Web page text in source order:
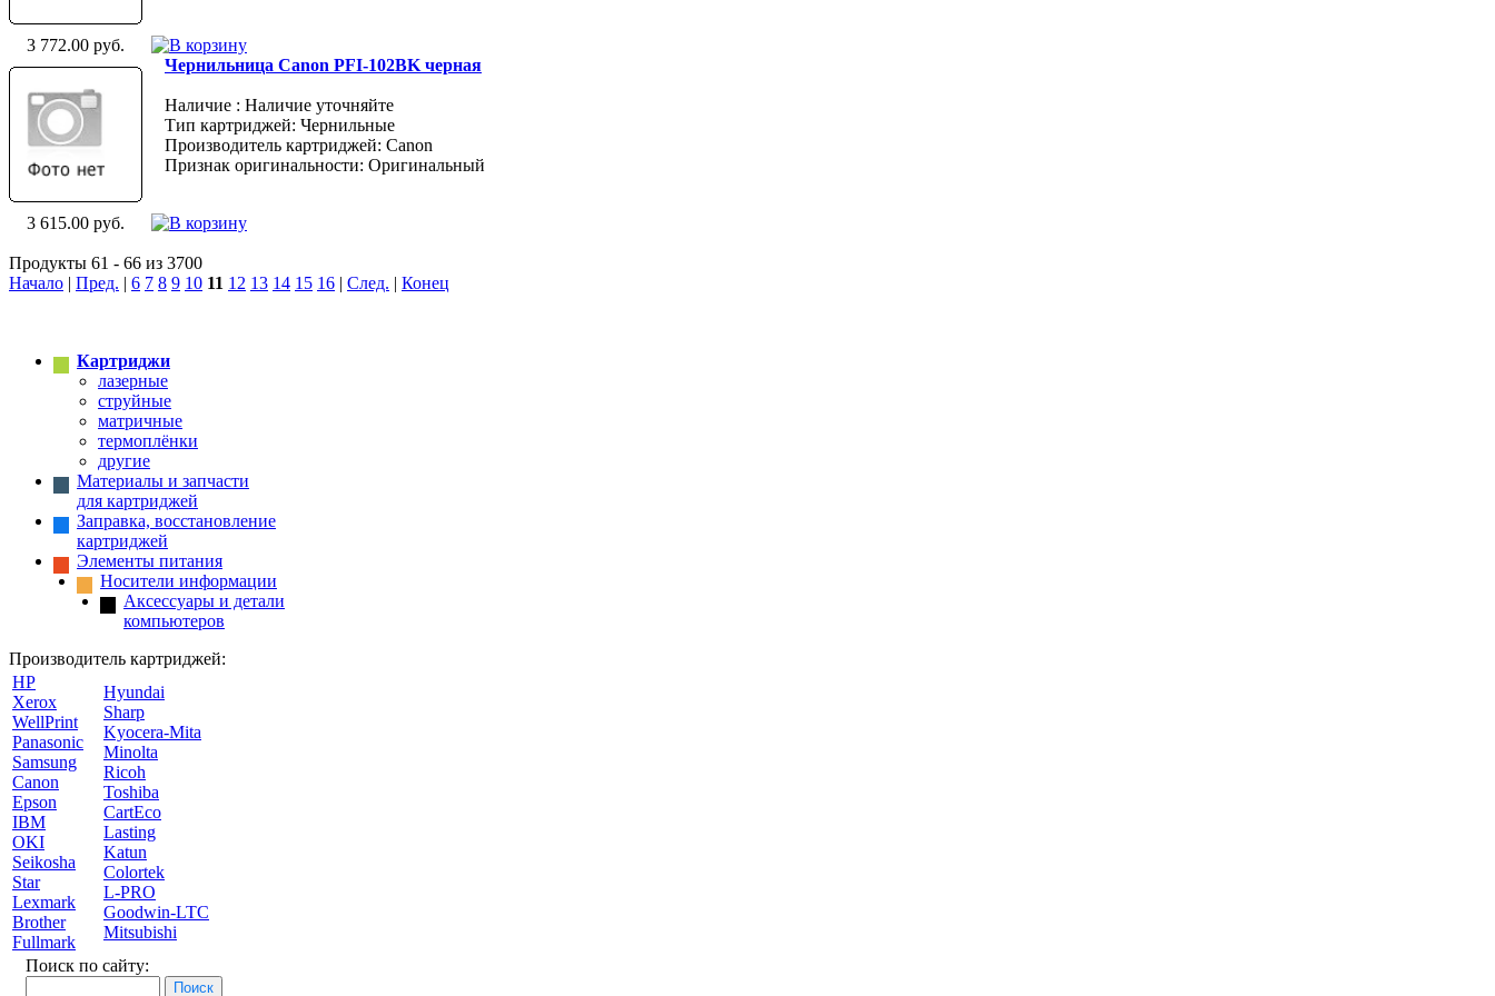
3 772.00 руб.
Чернильница Canon PFI-102BK черная
Наличие : Наличие уточняйте
Тип картриджей: Чернильные
Производитель картриджей: Canon
Признак оригинальности: Оригинальный
3 615.00 руб.
Продукты 61 - 66 из 3700
Начало | Пред. | 6 7 8 9 10 11 12 13 14 15 16 | След. | Конец
Картриджи
лазерные
струйные
матричные
термоплёнки
другие
Материалы и запчасти
для картриджей
Заправка, восстановление
картриджей
Элементы питания
Носители информации
Аксессуары и детали
компьютеров
Производитель картриджей:
HP
Xerox
WellPrint
Panasonic
Samsung
Canon
Epson
IBM
OKI
Seikosha
Star
Lexmark
Brother
Fullmark
Hyundai
Sharp
Kyocera-Mita
Minolta
Ricoh
Toshiba
CartEco
Lasting
Katun
Colortek
L-PRO
Goodwin-LTC
Mitsubishi
Поиск по сайту: